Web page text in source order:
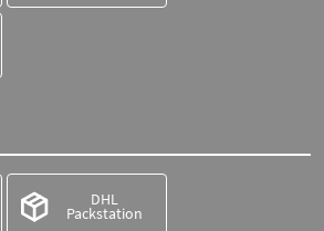
DHL
Packstation